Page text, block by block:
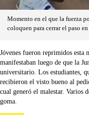
Momento en el que la fuerza
coloquen para cerrar el paso
Jóvenes fueron reprimidos esta
manifestaban luego de que la
universitario. Los estudiantes,
recibieron el visto bueno al
cual generó el malestar. Varios
goma.